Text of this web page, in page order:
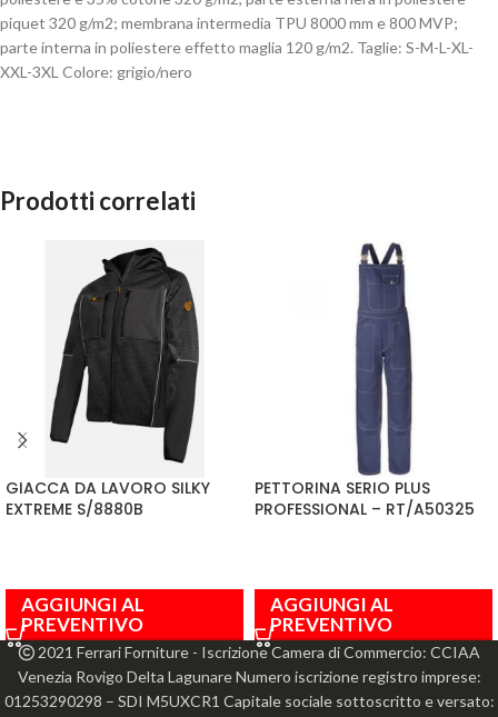
piquet 320 g/m2; membrana intermedia TPU 8000 mm e 800 MVP;
parte interna in poliestere effetto maglia 120 g/m2. Taglie: S-M-L-XL-
XXL-3XL Colore: grigio/nero
Prodotti correlati
GIACCA DA LAVORO SILKY
EXTREME S/8880B
AGGIUNGI AL
PREVENTIVO
PETTORINA SERIO PLUS
PROFESSIONAL – RT/A50325
AGGIUNGI AL
PREVENTIVO
2021 Ferrari Forniture - Iscrizione Camera di Commercio: CCIAA
Venezia Rovigo Delta Lagunare Numero iscrizione registro imprese:
01253290298 – SDI M5UXCR1 Capitale sociale sottoscritto e versato: